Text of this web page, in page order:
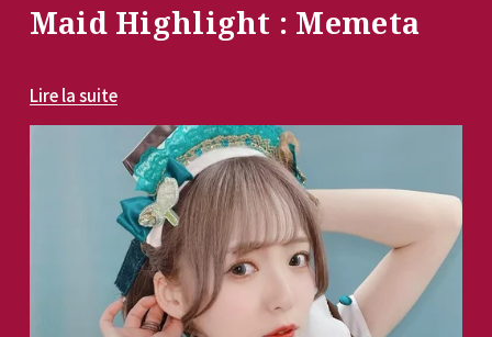
Maid Highlight : Memeta
Lire la suite